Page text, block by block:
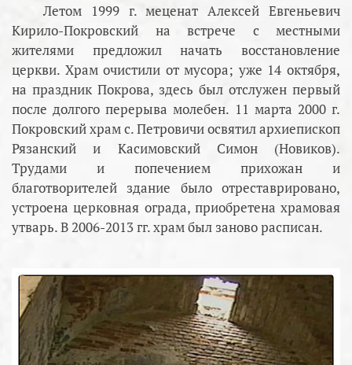
Летом 1999 г. меценат Алексей Евгеньевич
Кирило-Покровский на встрече с местными
жителями предложил начать восстановление
церкви. Храм очистили от мусора; уже 14 октября,
на праздник Покрова, здесь был отслужен первый
после долгого перерыва молебен. 11 марта 2000 г.
Покровский храм с. Петровичи освятил архиепископ
Рязанский и Касимовский Симон (Новиков).
Трудами и попечением прихожан и
благотворителей здание было отреставрировано,
устроена церковная ограда, приобретена храмовая
утварь. В 2006-2013 гг. храм был заново расписан.